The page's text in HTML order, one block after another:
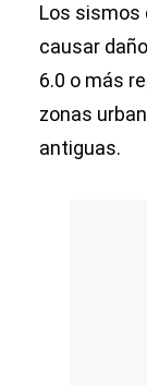
Los sismos
causar
6.0 o más
zonas
antiguas.